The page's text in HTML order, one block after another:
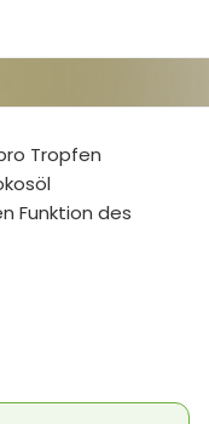
Tropfen
Funktion des